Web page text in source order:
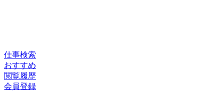
仕事検索
おすすめ
閲覧履歴
会員登録